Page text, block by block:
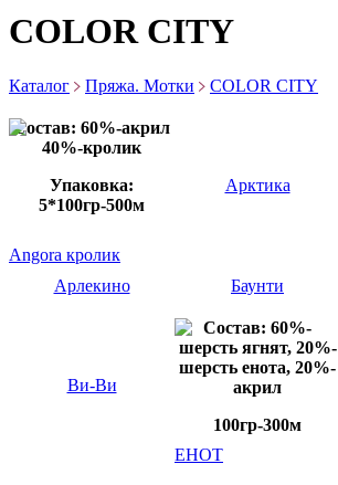
COLOR CITY
Каталог Пряжа. Мотки COLOR CITY
Состав: 60%-акрил
40%-кролик
Упаковка:
5*100гр-500м
Angora кролик
Арктика
Арлекино Баунти
Ви-Ви
Состав: 60%-
шерсть ягнят, 20%-
шерсть енота, 20%-
акрил
100гр-300м
ЕНОТ